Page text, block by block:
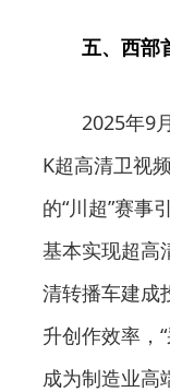
五、西部
2025年9
K超高清卫视
的“川超”赛事
基本实现超高
清转播车建成
升创作效率，
成为制造业高